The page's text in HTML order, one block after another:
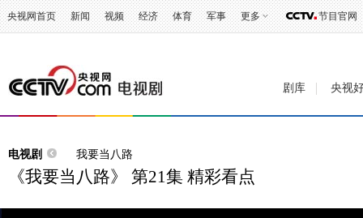
央视网首页 新闻 视频 经济 体育 军事 更多 节目官网
剧库 央视
电视剧 我要当八路
《我要当八路》 第21集 精彩看点